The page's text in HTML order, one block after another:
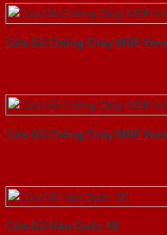
Cửa Gỗ Chống Cháy MDF
Cửa Gỗ Chống Cháy MDF
Cửa Gỗ Hàn Quốc 1B